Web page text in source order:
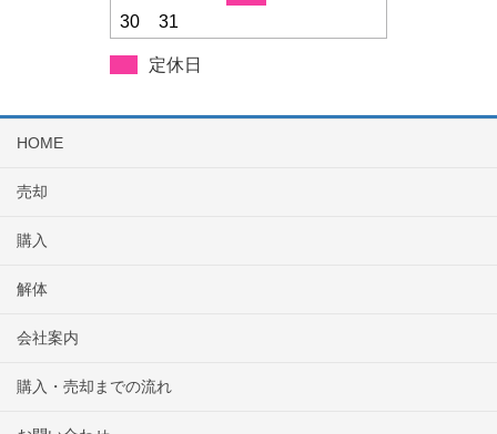
30
31
定休日
HOME
売却
購入
解体
会社案内
購入・売却までの流れ